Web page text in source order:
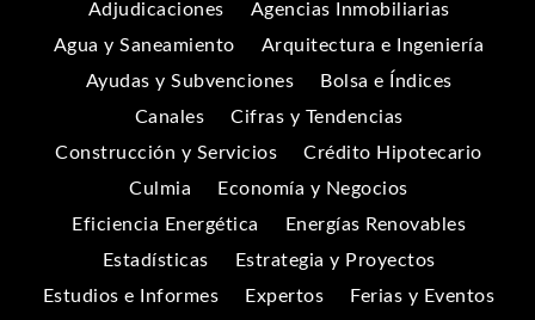
Adjudicaciones
Agencias Inmobiliarias
Agua y Saneamiento
Arquitectura e Ingeniería
Ayudas y Subvenciones
Bolsa e Índices
Canales
Cifras y Tendencias
Construcción y Servicios
Crédito Hipotecario
Culmia
Economía y Negocios
Eficiencia Energética
Energías Renovables
Estadísticas
Estrategia y Proyectos
Estudios e Informes
Expertos
Ferias y Eventos